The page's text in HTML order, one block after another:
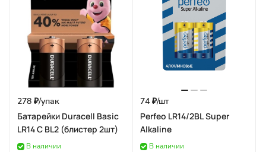
278 ₽/упак
Батарейки Duracell Basic
LR14 C BL2 (блистер 2шт)
В наличии
74 ₽/шт
Perfeo LR14/2BL Super
Alkaline
В наличии